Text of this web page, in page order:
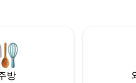
오 게임 - 지상 수영장과 온
라 운영) - 헬스장
다
방